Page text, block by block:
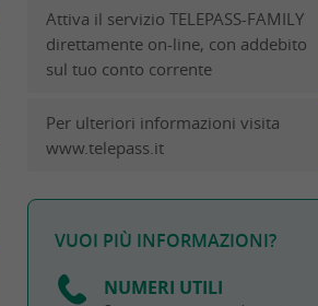
Attiva il servizio TELEPASS-FAMILY
direttamente on-line, con addebito
sul tuo conto corrente
Per ulteriori informazioni visita
www.telepass.it
VUOI PIÙ INFORMAZIONI?
NUMERI UTILI